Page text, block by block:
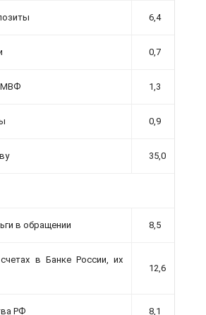
6,4
0,7
МВФ 1,3
0,9
35,0
в обращении 8,5
в Банке России, их
12,6
РФ 8,1